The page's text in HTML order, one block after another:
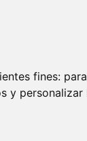
fines:
y